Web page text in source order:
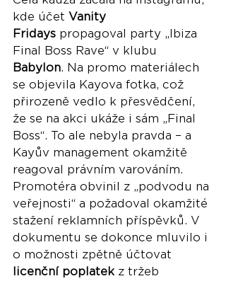
kde účet Vanity
Fridays propagoval party „Ibiza
Final Boss Rave“ v klubu
Babylon. Na promo materiálech
se objevila Kayova fotka, což
přirozeně vedlo k přesvědčení,
že se na akci ukáže i sám „Final
Boss“. To ale nebyla pravda – a
Kayův management okamžitě
reagoval právním varováním.
Promotéra obvinil z „podvodu na
veřejnosti“ a požadoval okamžité
stažení reklamních příspěvků. V
dokumentu se dokonce mluvilo i
o možnosti zpětně účtovat
licenční poplatek z tržeb